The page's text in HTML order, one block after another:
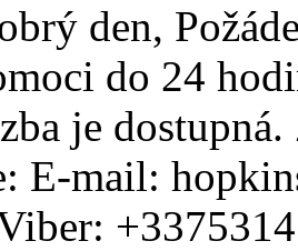
den,
do 24
je
E-mail: